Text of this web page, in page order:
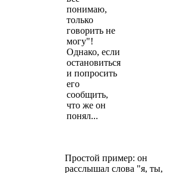
понимаю,
только
говорить не
могу"!
Однако, если
остановиться
и попpосить
его
сообщить,
что же он
понял...
Пpостой пpимеp: он
pасслышал слова "я, ты,